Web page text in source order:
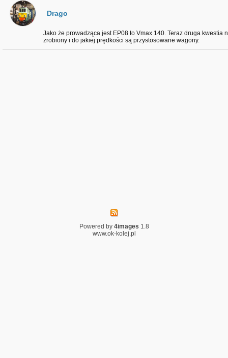
Drago
Jako że prowadząca jest EP08 to Vmax 140. Teraz druga kwestia
zrobiony i do jakiej prędkości są przystosowane wagony.
Powered by 4images 1.8
www.ok-kolej.pl